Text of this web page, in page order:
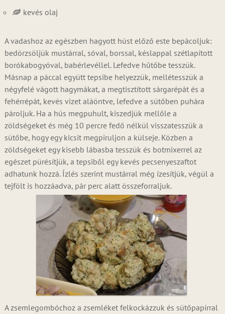
kevés olaj
A vadashoz az egészben hagyott húst előző este bepácoljuk:
bedörzsöljük mustárral, sóval, borssal, késlappal szétlapított
borókabogyóval, babérlevéllel. Lefedve hűtőbe tesszük.
Másnap a páccal együtt tepsibe helyezzük, mellétesszük a
négyfelé vágott hagymákat, a megtisztított sárgarépát és a
fehérrépát, kevés vizet aláöntve, lefedve a sütőben puhára
pároljuk. Ha a hús megpuhult, kiszedjük mellőle a
zöldségeket és még 10 percre fedő nélkül visszatesszük a
sütőbe, hogy egy kicsit megpiruljon a külseje. Közben a
zöldségeket egy kisebb lábasba tesszük és botmixerrel az
egészet pürésítjük, a tepsiből egy kevés pecsenyeszaftot
adhatunk hozzá. Ízlés szerint mustárral még ízesítjük, végül a
tejfölt is hozzáadva, pár perc alatt összeforraljuk.
A zsemlegombóchoz a zsemléket felkockázzuk és sütőpapírral